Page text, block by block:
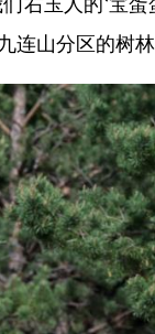
连山分区的树林